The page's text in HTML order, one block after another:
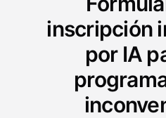
inscripción
por IA